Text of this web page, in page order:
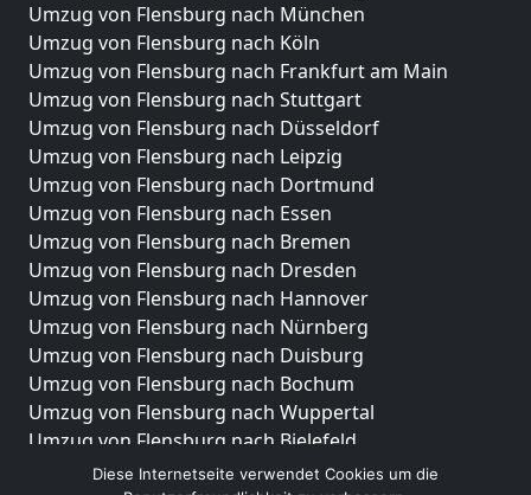
Umzug von Flensburg nach München
Umzug von Flensburg nach Köln
Umzug von Flensburg nach Frankfurt am Main
Umzug von Flensburg nach Stuttgart
Umzug von Flensburg nach Düsseldorf
Umzug von Flensburg nach Leipzig
Umzug von Flensburg nach Dortmund
Umzug von Flensburg nach Essen
Umzug von Flensburg nach Bremen
Umzug von Flensburg nach Dresden
Umzug von Flensburg nach Hannover
Umzug von Flensburg nach Nürnberg
Umzug von Flensburg nach Duisburg
Umzug von Flensburg nach Bochum
Umzug von Flensburg nach Wuppertal
Umzug von Flensburg nach Bielefeld
Umzug von Flensburg nach Bonn
Diese Internetseite verwendet Cookies um die